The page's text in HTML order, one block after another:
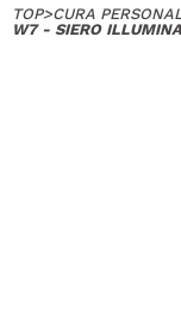
TOP>CURA
W7 - SIERO